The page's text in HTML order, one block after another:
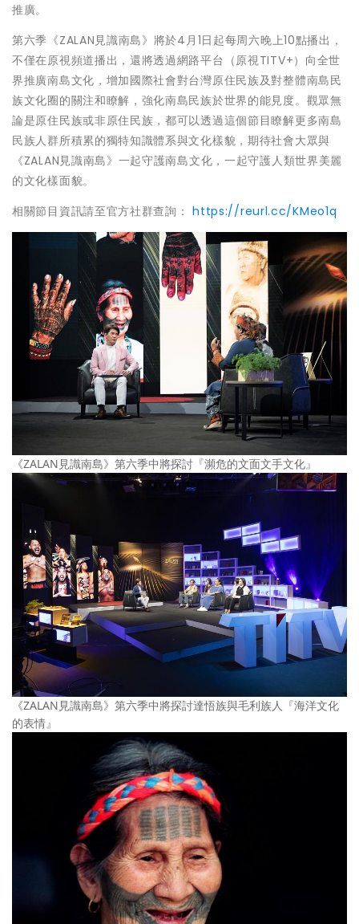
推廣。
第六季《ZALAN見識南島》將於4月1日起每周六晚上10點播出，
不僅在原視頻道播出，還將透過網路平台（原視TITV+）向全世
界推廣南島文化，增加國際社會對台灣原住民族及對整體南島民
族文化圈的關注和瞭解，強化南島民族於世界的能見度。觀眾無
論是原住民族或非原住民族，都可以透過這個節目瞭解更多南島
民族人群所積累的獨特知識體系與文化樣貌，期待社會大眾與
《ZALAN見識南島》一起守護南島文化，一起守護人類世界美麗
的文化樣面貌。
相關節目資訊請至官方社群查詢：https://reurl.cc/KMeo1q
《ZALAN見識南島》第六季中將探討『瀕危的文面文手文化』
《ZALAN見識南島》第六季中將探討達悟族與毛利族人『海洋文化
的表情』